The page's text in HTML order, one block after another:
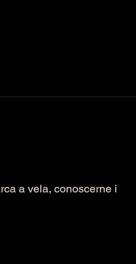
a vela, conoscerne i